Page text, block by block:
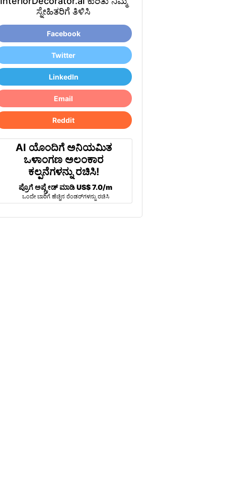
ಸ್ನೇಹಿತರಿಗೆ ತಿಳಿಸಿ
Facebook
Twitter
LinkedIn
Email
Reddit
AI ಯೊಂದಿಗೆ ಅನಿಯಮಿತ
ಒಳಾಂಗಣ ಅಲಂಕಾರ
ಕಲ್ಪನೆಗಳನ್ನು ರಚಿಸಿ!
ಪ್ರೊಗೆ ಅಪ್ಗ್ರೇಡ್ ಮಾಡಿUS$ 7.0/m
ಒಂದೇ ಬಾರಿಗೆ ಹೆಚ್ಚಿನ ರೆಂಡರ್‌ಗಳನ್ನು ರಚಿಸಿ